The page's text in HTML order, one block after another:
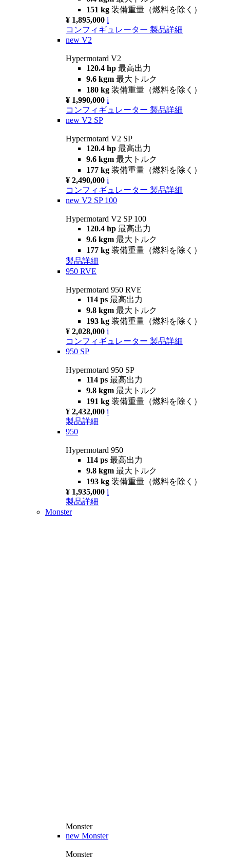
151 kg 装備重量（燃料を除く）
¥ 1,895,000 i
コンフィギュレーター 製品詳細
new V2
Hypermotard V2
120.4 hp 最高出力
9.6 kgm 最大トルク
180 kg 装備重量（燃料を除く）
¥ 1,990,000 i
コンフィギュレーター 製品詳細
new V2 SP
Hypermotard V2 SP
120.4 hp 最高出力
9.6 kgm 最大トルク
177 kg 装備重量（燃料を除く）
¥ 2,490,000 i
コンフィギュレーター 製品詳細
new V2 SP 100
Hypermotard V2 SP 100
120.4 hp 最高出力
9.6 kgm 最大トルク
177 kg 装備重量（燃料を除く）
製品詳細
950 RVE
Hypermotard 950 RVE
114 ps 最高出力
9.8 kgm 最大トルク
193 kg 装備重量（燃料を除く）
¥ 2,028,000 i
コンフィギュレーター 製品詳細
950 SP
Hypermotard 950 SP
114 ps 最高出力
9.8 kgm 最大トルク
191 kg 装備重量（燃料を除く）
¥ 2,432,000 i
製品詳細
950
Hypermotard 950
114 ps 最高出力
9.8 kgm 最大トルク
193 kg 装備重量（燃料を除く）
¥ 1,935,000 i
製品詳細
Monster
Monster
new Monster
Monster